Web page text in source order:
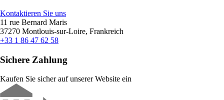
Kontaktieren Sie uns
11 rue Bernard Maris
37270 Montlouis-sur-Loire, Frankreich
+33 1 86 47 62 58
Sichere Zahlung
Kaufen Sie sicher auf unserer Website ein